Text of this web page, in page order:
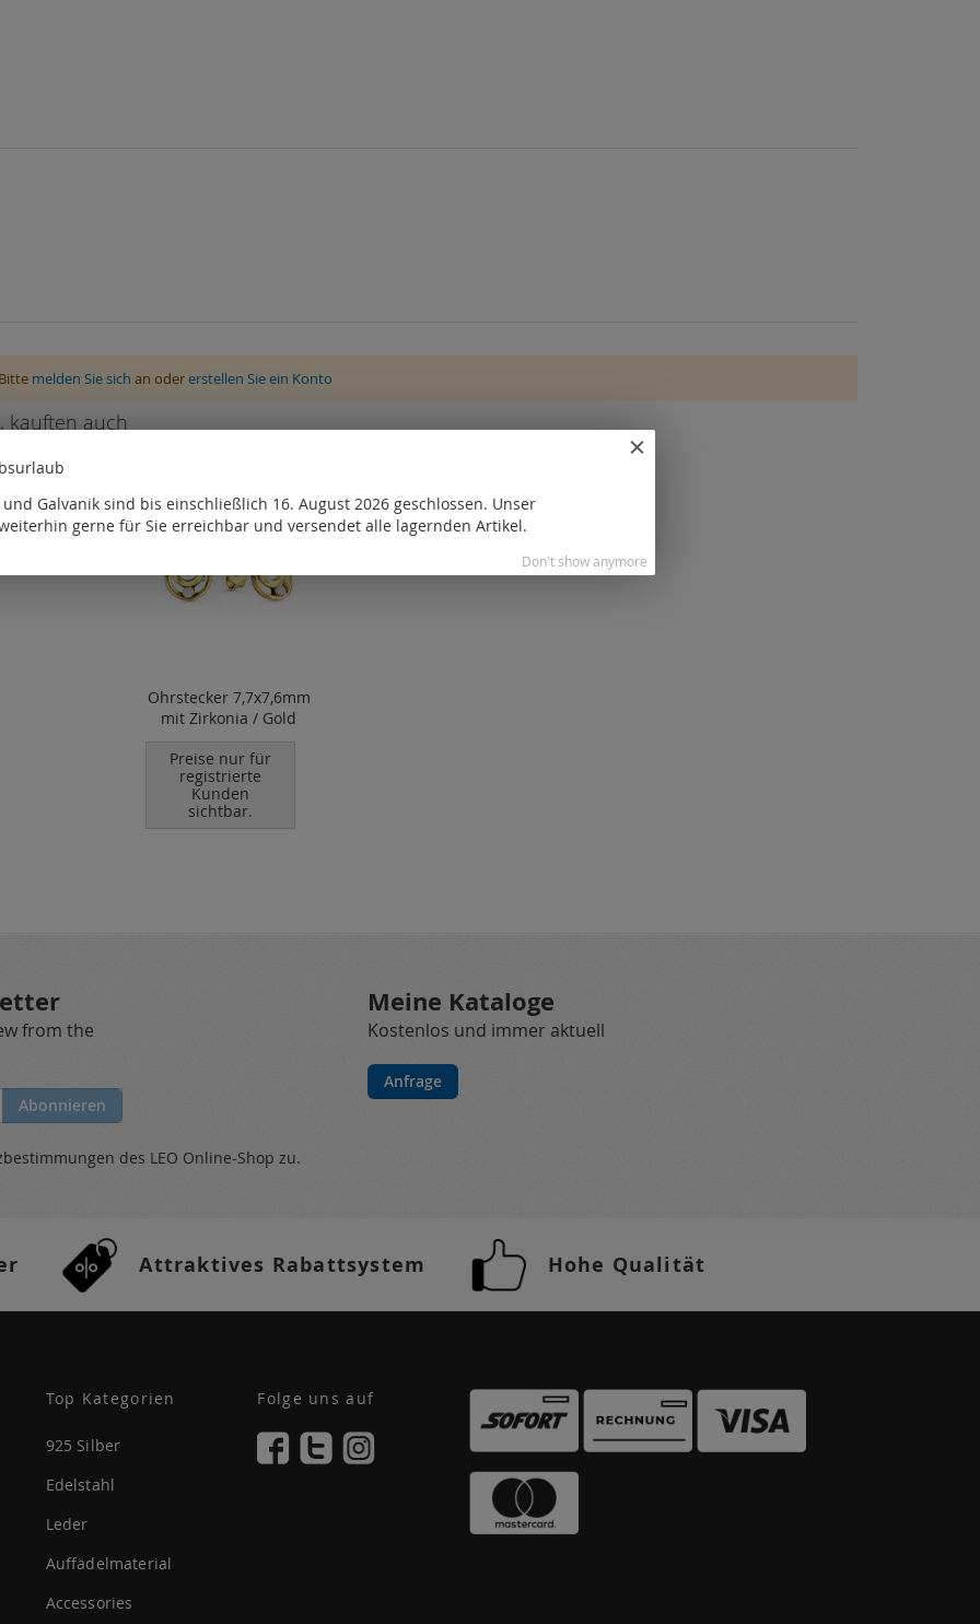
melden Sie sich an odererstellen Sie ein Konto
kauften auch
Ohrstecker 7,7x7,6mm
mit Zirkonia / Gold
Preise nur für
registrierte
Kunden
sichtbar.
from the
Abonnieren
Meine Kataloge
Kostenlos und immer aktuell
Anfrage
des LEO Online-Shop zu.
Attraktives Rabattsystem Hohe Qualität
Top Kategorien
925 Silber
Edelstahl
Leder
Auffädelmaterial
Accessories
Folge uns auf
Galvanik sind bis einschließlich 16. August 2026 geschlossen. Unser
gerne für Sie erreichbar und versendet alle lagernden Artikel.
Don't show anymore